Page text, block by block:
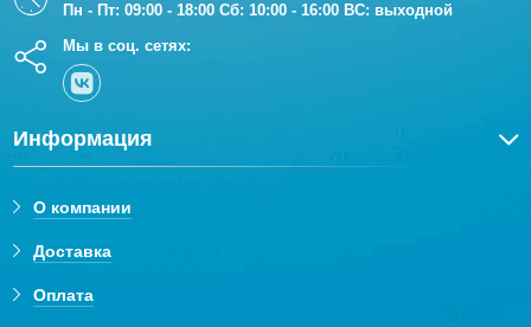
Пн - Пт: 09:00 - 18:00 Сб: 10:00 - 16:00 ВС: выходной
Мы в соц. сетях:
Информация
О компании
Доставка
Оплата